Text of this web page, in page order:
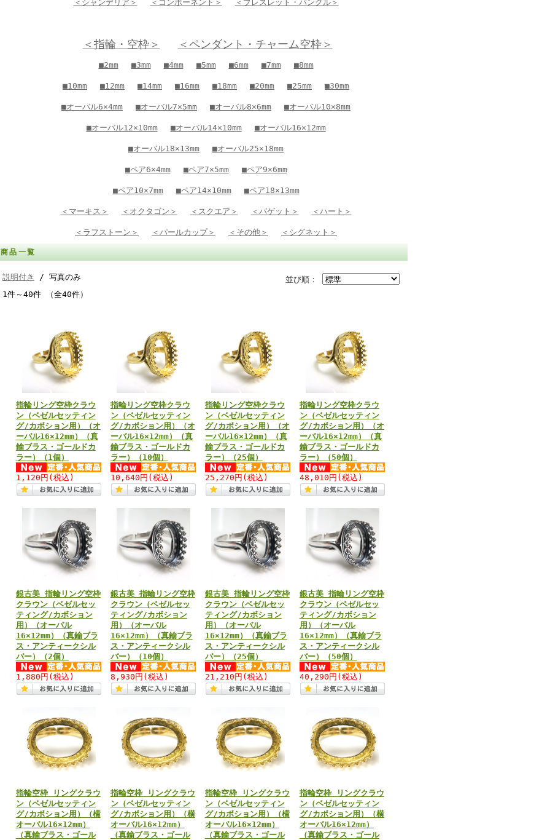
＜シャンデリア＞ ＜コンポーネント＞ ＜ブレスレット・バングル＞
＜指輪・空枠＞ ＜ペンダント・チャーム空枠＞
■2mm ■3mm ■4mm ■5mm ■6mm ■7mm ■8mm
■10mm ■12mm ■14mm ■16mm ■18mm ■20mm ■25mm ■30mm
■オーバル6×4mm ■オーバル7×5mm ■オーバル8×6mm ■オーバル10×8mm
■オーバル12×10mm ■オーバル14×10mm ■オーバル16×12mm
■オーバル18×13mm ■オーバル25×18mm
■ペア6×4mm ■ペア7×5mm ■ペア9×6mm
■ペア10×7mm ■ペア14×10mm ■ペア18×13mm
＜マーキス＞ ＜オクタゴン＞ ＜スクエア＞ ＜バゲット＞ ＜ハート＞
＜ラフストーン＞ ＜パールカップ＞ ＜その他＞ ＜シグネット＞
商品一覧
並び順：
説明付き
/ 写真のみ
1件～40件 （全40件）
指輪リング空枠クラウ
ン（ベゼルセッティン
グ/カボション用）（オ
ーバル16×12mm）（真
鍮ブラス・ゴールドカ
ラー）（1個）
1,120円 (税込)
指輪リング空枠クラウ
ン（ベゼルセッティン
グ/カボション用）（オ
ーバル16×12mm）（真
鍮ブラス・ゴールドカ
ラー）（10個）
10,640円 (税込)
指輪リング空枠クラウ
ン（ベゼルセッティン
グ/カボション用）（オ
ーバル16×12mm）（真
鍮ブラス・ゴールドカ
ラー）（25個）
25,270円 (税込)
指輪リング空枠クラウ
ン（ベゼルセッティン
グ/カボション用）（オ
ーバル16×12mm）（真
鍮ブラス・ゴールドカ
ラー）（50個）
48,010円 (税込)
銀古美 指輪リング空枠
クラウン（ベゼルセッ
ティング/カボション
用）（オーバル
16×12mm）（真鍮ブラ
ス・アンティークシル
バー）（2個）
1,880円 (税込)
銀古美 指輪リング空枠
クラウン（ベゼルセッ
ティング/カボション
用）（オーバル
16×12mm）（真鍮ブラ
ス・アンティークシル
バー）（10個）
8,930円 (税込)
銀古美 指輪リング空枠
クラウン（ベゼルセッ
ティング/カボション
用）（オーバル
16×12mm）（真鍮ブラ
ス・アンティークシル
バー）（25個）
21,210円 (税込)
銀古美 指輪リング空枠
クラウン（ベゼルセッ
ティング/カボション
用）（オーバル
16×12mm）（真鍮ブラ
ス・アンティークシル
バー）（50個）
40,290円 (税込)
指輪空枠 リングクラウ
ン（ベゼルセッティン
グ/カボション用）（横
オーバル16×12mm）
（真鍮ブラス・ゴール
指輪空枠 リングクラウ
ン（ベゼルセッティン
グ/カボション用）（横
オーバル16×12mm）
（真鍮ブラス・ゴール
指輪空枠 リングクラウ
ン（ベゼルセッティン
グ/カボション用）（横
オーバル16×12mm）
（真鍮ブラス・ゴール
指輪空枠 リングクラウ
ン（ベゼルセッティン
グ/カボション用）（横
オーバル16×12mm）
（真鍮ブラス・ゴール